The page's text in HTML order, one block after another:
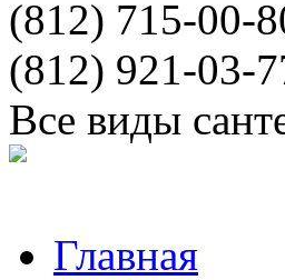
(812) 715-00-
(812) 921-03-
Все виды
Главная